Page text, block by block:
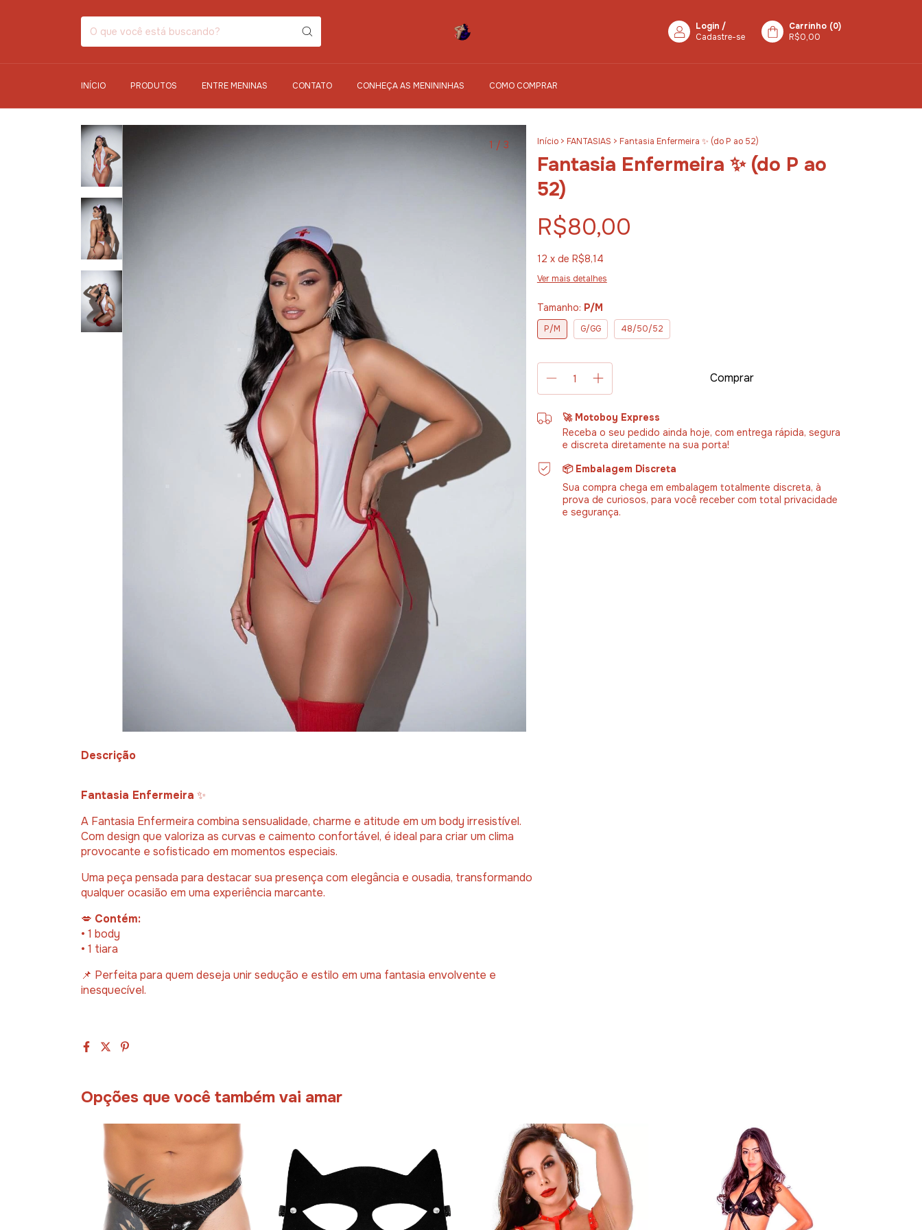
Login /
Cadastre-se
Carrinho (0)
R$0,00
INÍCIO PRODUTOS ENTRE MENINAS CONTATO CONHEÇA AS MENININHAS COMO COMPRAR
1 / 3 Início > FANTASIAS > Fantasia Enfermeira ✨ (do P ao 52)
Fantasia Enfermeira ✨ (do P ao
52)
R$80,00
12 x de R$8,14
Ver mais detalhes
Tamanho: P/M
P/M G/GG 48/50/52
🚀 Motoboy Express
Receba o seu pedido ainda hoje, com entrega rápida, segura
e discreta diretamente na sua porta!
📦 Embalagem Discreta
Sua compra chega em embalagem totalmente discreta, à
prova de curiosos, para você receber com total privacidade
e segurança.
Descrição
Fantasia Enfermeira ✨
A Fantasia Enfermeira combina sensualidade, charme e atitude em um body irresistível.
Com design que valoriza as curvas e caimento confortável, é ideal para criar um clima
provocante e sofisticado em momentos especiais.
Uma peça pensada para destacar sua presença com elegância e ousadia, transformando
qualquer ocasião em uma experiência marcante.
💋 Contém:
• 1 body
• 1 tiara
📌 Perfeita para quem deseja unir sedução e estilo em uma fantasia envolvente e
inesquecível.
Opções que você também vai amar